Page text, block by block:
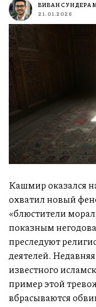
ВИВАН
21.01.2026
Кашмир оказался
охватил новый
«блюстители
показным
преследуют
деятелей.
известного
пример этой
вбрасываются